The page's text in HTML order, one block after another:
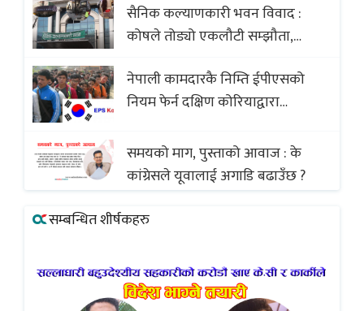
सैनिक कल्याणकारी भवन विवाद :
कोषले तोड्यो एकलौटी सम्झौता,
(भिडियो)
नेपाली कामदारकै निम्ति ईपीएसको
नियम फेर्न दक्षिण कोरियाद्वारा
समयको माग, पुस्ताको आवाज : के
कांग्रेसले यूवालाई अगाडि बढाउँछ ?
सम्बन्धित शीर्षकहरु